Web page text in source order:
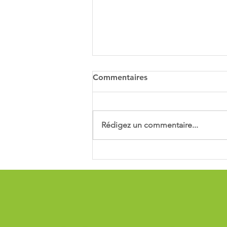
SANS FRAIS AVEC ONEY
Commentaires
Rédigez un commentaire...